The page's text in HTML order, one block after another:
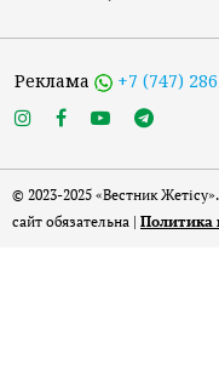
Реклама +7 (747)
© 2023-2025 «Вестник
сайт обязательна | Политика